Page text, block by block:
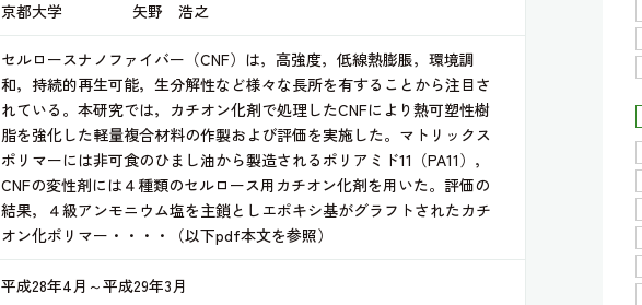
京都大学
矢野 浩之
セルロースナノファイバー（CNF）は，高強度，低線熱膨脹，環境調
和，持続的再生可能，生分解性など様々な長所を有することから注目さ
れている。本研究では，カチオン化剤で処理したCNFにより熱可塑性樹
脂を強化した軽量複合材料の作製および評価を実施した。マトリックス
ポリマーには非可食のひまし油から製造されるポリアミド11（PA11），
CNFの変性剤には４種類のセルロース用カチオン化剤を用いた。評価の
結果，４級アンモニウム塩を主鎖としエポキシ基がグラフトされたカチ
オン化ポリマー・・・・（以下pdf本文を参照）
平成28年4月～平成29年3月